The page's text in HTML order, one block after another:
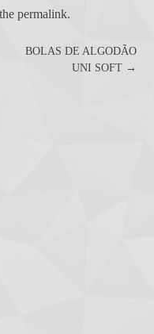
permalink.
BOLAS DE ALGODÃO
UNI SOFT →